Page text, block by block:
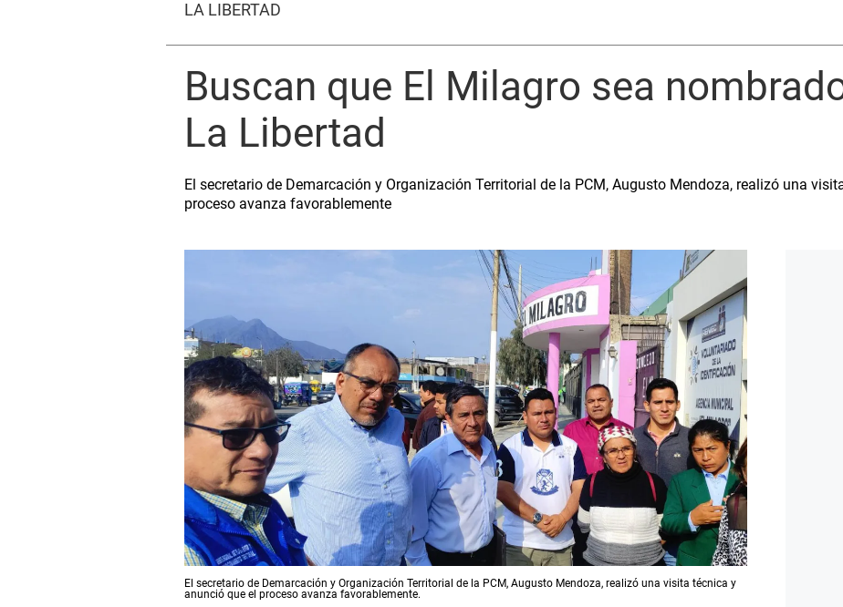
LA LIBERTAD
Buscan que El Milagro sea
La Libertad
El secretario de Demarcación y Organización Territorial de la PCM, Augusto Mendoza, realizó una
proceso avanza favorablemente
El secretario de Demarcación y Organización Territorial de la PCM, Augusto Mendoza, realizó una visita técnica y
anunció que el proceso avanza favorablemente.